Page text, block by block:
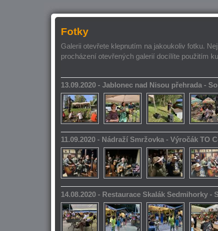
Fotky
Galerii otevřete klepnutím na jakoukoliv fotku.
procházení otevřených galerií docílíte použitím
13.09.2020 - Jablonec nad Nisou přehrada -
11.09.2020 - Nádraží Smržovka - Výročák TO
14.08.2020 - Restaurace Skalák Sedmihorky -